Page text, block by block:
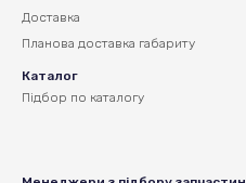
Доставка
Планова доставка габариту
Каталог
Підбор по каталогу